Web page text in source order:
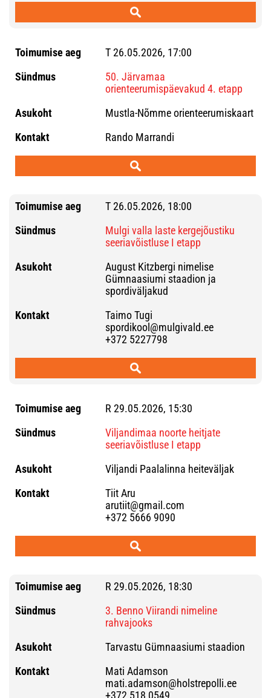
T 26.05.2026, 17:00
50. Järvamaa
orienteerumispäevakud 4. etapp
Mustla-Nõmme orienteerumiskaart
Rando Marrandi
T 26.05.2026, 18:00
Mulgi valla laste kergejõustiku
seeriavõistluse I etapp
August Kitzbergi nimelise
Gümnaasiumi staadion ja
spordiväljakud
Taimo Tugi
spordikool@mulgivald.ee
+372 5227798
R 29.05.2026, 15:30
Viljandimaa noorte heitjate
seeriavõistluse I etapp
Viljandi Paalalinna heiteväljak
Tiit Aru
arutiit@gmail.com
+372 5666 9090
R 29.05.2026, 18:30
3. Benno Viirandi nimeline
rahvajooks
Tarvastu Gümnaasiumi staadion
Mati Adamson
mati.adamson@holstrepolli.ee
+372 518 0549